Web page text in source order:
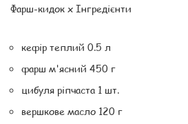
Фарш-кидок x Інгредієнти
кефір теплий 0.5 л
фарш м'ясний 450 г
цибуля ріпчаста 1 шт.
вершкове масло 120 г